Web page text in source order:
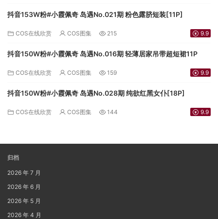
抖音153W粉#小霞佩奇 岛遇No.021期 粉色露脐短装[11P]
COS在线欣赏 COS图集 215 9.9
抖音150W粉#小霞佩奇 岛遇No.016期 轻薄居家吊带超短裙11P
COS在线欣赏 COS图集 159 9.9
抖音150W粉#小霞佩奇 岛遇No.028期 纯欲红黑女仆[18P]
COS在线欣赏 COS图集 144 9.9
归档
2026 年 7 月
2026 年 6 月
2026 年 5 月
2026 年 4 月